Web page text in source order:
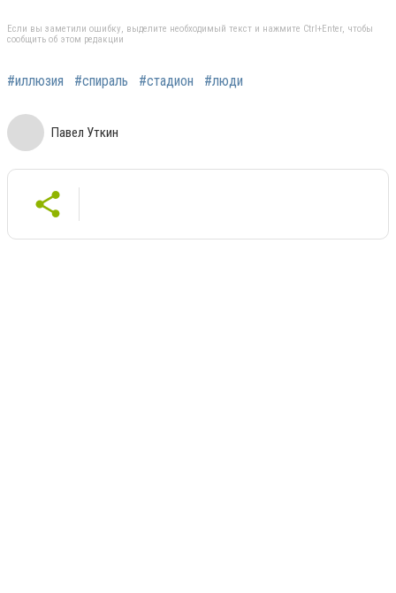
Если вы заметили ошибку, выделите необходимый текст и нажмите Ctrl+Enter, чтобы
сообщить об этом редакции
#иллюзия #спираль #стадион #люди
Павел Уткин